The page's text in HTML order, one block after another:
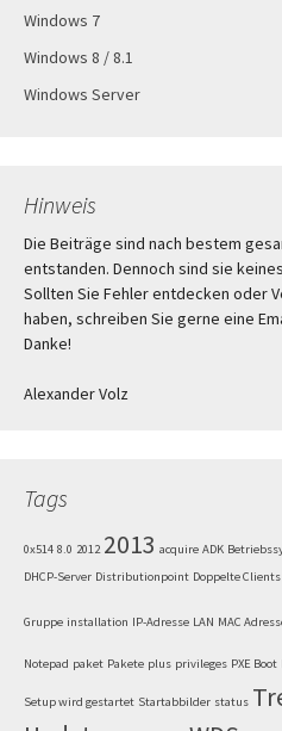
Windows 7
Windows 8 / 8.1
Windows Server
Hinweis
Die Beiträge sind nach bestem
entstanden. Dennoch sind sie
Sollten Sie Fehler entdecken oder
haben, schreiben Sie gerne eine
Danke!
Alexander Volz
Tags
0x514 8.0 2012 2013 acquire ADK
DHCP-Server Distributionpoint Doppelte Clients
Gruppe installation IP-Adresse LAN MAC
Notepad paket Pakete plus privileges PXE Boot
Setup wird gestartet Startabbilder status